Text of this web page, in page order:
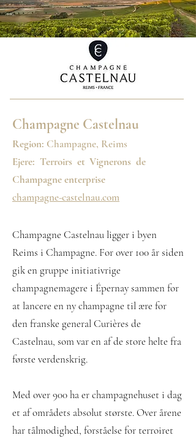
Champagne Castelnau
Region: Champagne, Reims
Ejere: Terroirs et Vignerons de
Champagne enterprise
champagne-castelnau.com
Champagne Castelnau ligger i byen
Reims i Champagne. For over 100 år siden
gik en gruppe initiativrige
champagnemagere i Épernay sammen for
at lancere en ny champagne til ære for
den franske general Curières de
Castelnau, som var en af de store helte fra
første verdenskrig.
Med over 900 ha er champagnehuset i dag
et af områdets absolut største. Over årene
har tålmodighed, forståelse for terroiret